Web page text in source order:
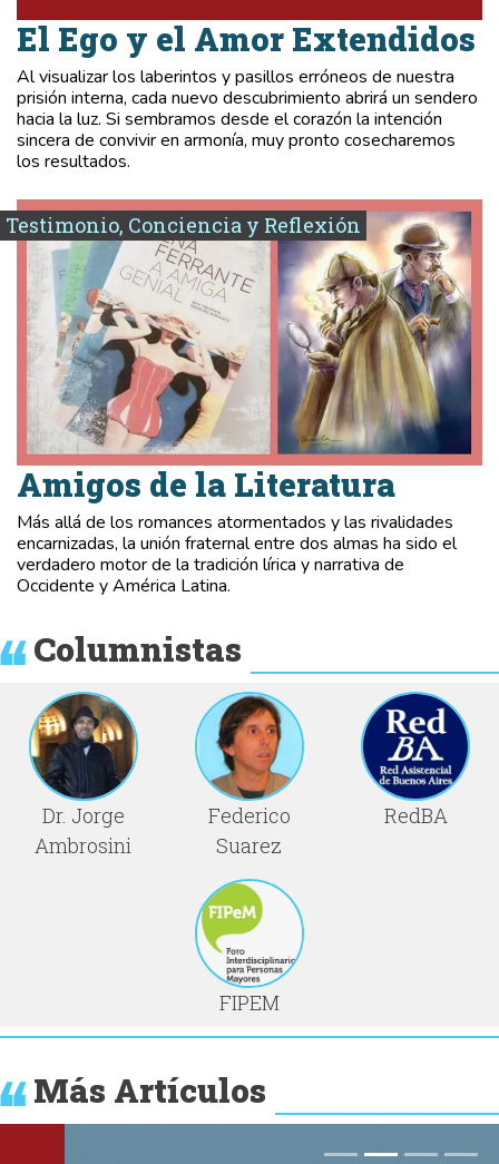
El Ego y el Amor Extendidos
Al visualizar los laberintos y pasillos erróneos de nuestra
prisión interna, cada nuevo descubrimiento abrirá un sendero
hacia la luz. Si sembramos desde el corazón la intención
sincera de convivir en armonía, muy pronto cosecharemos
los resultados.
Testimonio, Conciencia y Reflexión
Amigos de la Literatura
Más allá de los romances atormentados y las rivalidades
encarnizadas, la unión fraternal entre dos almas ha sido el
verdadero motor de la tradición lírica y narrativa de
Occidente y América Latina.
Columnistas
Dr. Jorge
Ambrosini
Federico
Suarez
RedBA
FIPEM
Más Artículos